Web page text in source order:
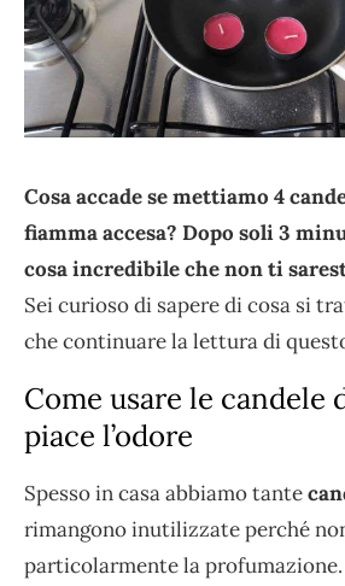
Cosa accade se mettiamo 4
fiamma accesa? Dopo soli 3
cosa incredibile che non ti
Sei curioso di sapere di cosa si
che continuare la lettura di
Come usare le candele
piace l’odore
Spesso in casa abbiamo tante
rimangono inutilizzate perché
particolarmente la